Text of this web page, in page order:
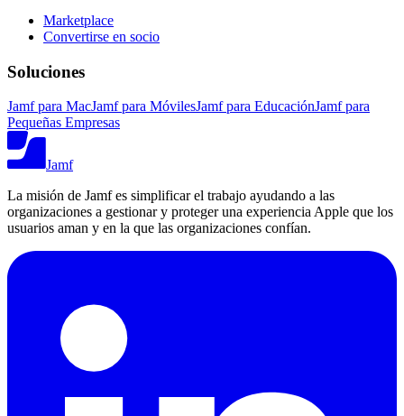
Marketplace
Convertirse en socio
Soluciones
Jamf para MacJamf para MóvilesJamf para EducaciónJamf para
Pequeñas Empresas
Jamf
La misión de Jamf es simplificar el trabajo ayudando a las
organizaciones a gestionar y proteger una experiencia Apple que los
usuarios aman y en la que las organizaciones confían.